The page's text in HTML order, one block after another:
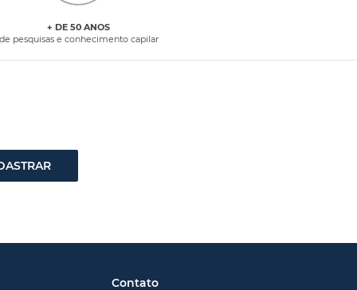
+ DE 50 ANOS
de pesquisas e conhecimento capilar
Contato